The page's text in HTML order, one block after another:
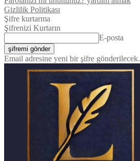
Gizlilik Politikası
Şifre kurtarma
Şifrenizi Kurtarın
E-posta
Email adresine yeni bir şifre gönderilecek.